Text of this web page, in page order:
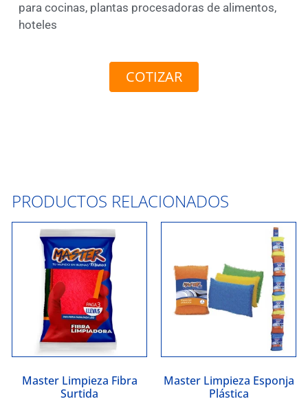
para cocinas, plantas procesadoras de alimentos,
hoteles
COTIZAR
PRODUCTOS RELACIONADOS
Master Limpieza Fibra
Surtida
Master Limpieza Esponja
Plástica